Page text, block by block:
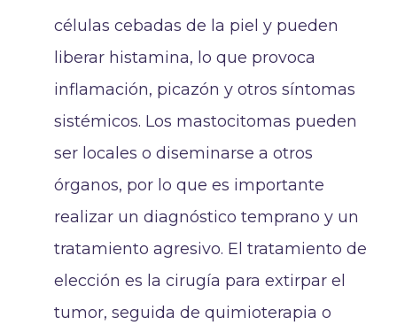
células cebadas de la piel y pueden
liberar histamina, lo que provoca
inflamación, picazón y otros síntomas
sistémicos. Los mastocitomas pueden
ser locales o diseminarse a otros
órganos, por lo que es importante
realizar un diagnóstico temprano y un
tratamiento agresivo. El tratamiento de
elección es la cirugía para extirpar el
tumor, seguida de quimioterapia o